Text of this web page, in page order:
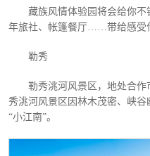
藏族风情体验园将会给你
年旅社、帐篷餐厅……带给感受
勒秀
勒秀洮河风景区，地处合
秀洮河风景区因林木茂密、峡
“小江南”。